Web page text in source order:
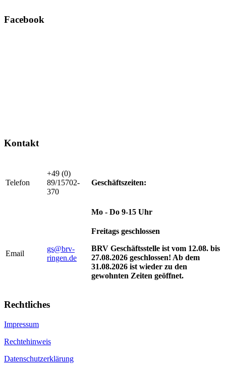
Facebook
Kontakt
Telefon
+49 (0)
89/15702-
370
Geschäftszeiten:
Mo - Do 9-15 Uhr
Email
gs@brv-
ringen.de
Freitags geschlossen
BRV Geschäftsstelle ist vom 12.08. bis
27.08.2026 geschlossen! Ab dem
31.08.2026 ist wieder zu den
gewohnten Zeiten geöffnet.
Rechtliches
Impressum
Rechtehinweis
Datenschutzerklärung